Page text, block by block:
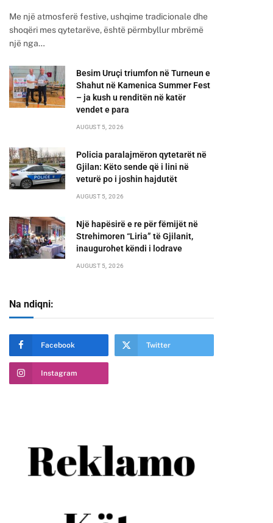
Me një atmosferë festive, ushqime tradicionale dhe
shoqëri mes qytetarëve, është përmbyllur mbrëmë
një nga…
Besim Uruçi triumfon në Turneun e
Shahut në Kamenica Summer Fest
– ja kush u renditën në katër
vendet e para
AUGUST 5, 2026
Policia paralajmëron qytetarët në
Gjilan: Këto sende që i lini në
veturë po i joshin hajdutët
AUGUST 5, 2026
Një hapësirë e re për fëmijët në
Strehimoren “Liria” të Gjilanit,
inaugurohet këndi i lodrave
AUGUST 5, 2026
Na ndiqni:
Facebook Twitter
Instagram